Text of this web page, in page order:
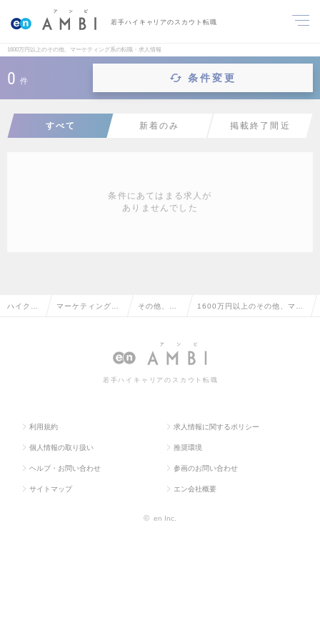
若手ハイキャリアのスカウト転職
1600万円以上のその他、マーケティング系の転職・求人情報
0 件 条件変更
すべて 新着のみ 掲載終了間近
条件にあてはまる求人が
ありませんでした
ハイクラ マーケティング・ その他、マ
グ系
1600万円以上のその他、マー
報一覧
若手ハイキャリアのスカウト転職
利用規約 求人情報に関するポリシー
個人情報の取り扱い 推奨環境
ヘルプ・お問い合わせ 参画のお問い合わせ
サイトマップ エン会社概要
© en Inc.